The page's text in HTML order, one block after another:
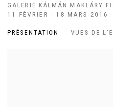
GALERIE KÁLMÁN MAKLÁRY
11 FÉVRIER - 18 MARS 2016
PRÉSENTATION VUES DE